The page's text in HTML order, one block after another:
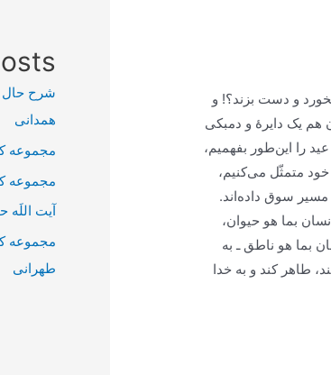
و دست بزند؟! و
هم یک دایرۀ و دمبکی
عید را این‌طور بفهمیم،
خود متمثّل می‌کنیم،
مسیر سوق داده‌اند.
بما هو حیوان،
بما هو ناطق ـ به
طاهر کند و به خدا
شرح حال
همدانی
مجموعه
مجموعه
آیت اللَه
مجموعه
طهرانی